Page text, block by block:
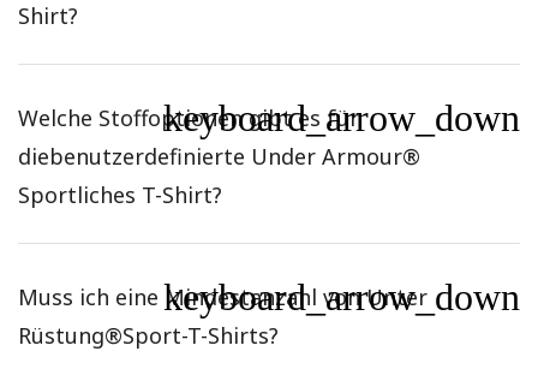
Shirt?
Welche Stoffoptionen gibt es für
diebenutzerdefinierte Under Armour®
Sportliches T-Shirt?
keyboard_arrow_down
Muss ich eine Mindestanzahl von Unter
Rüstung®Sport-T-Shirts?
keyboard_arrow_down